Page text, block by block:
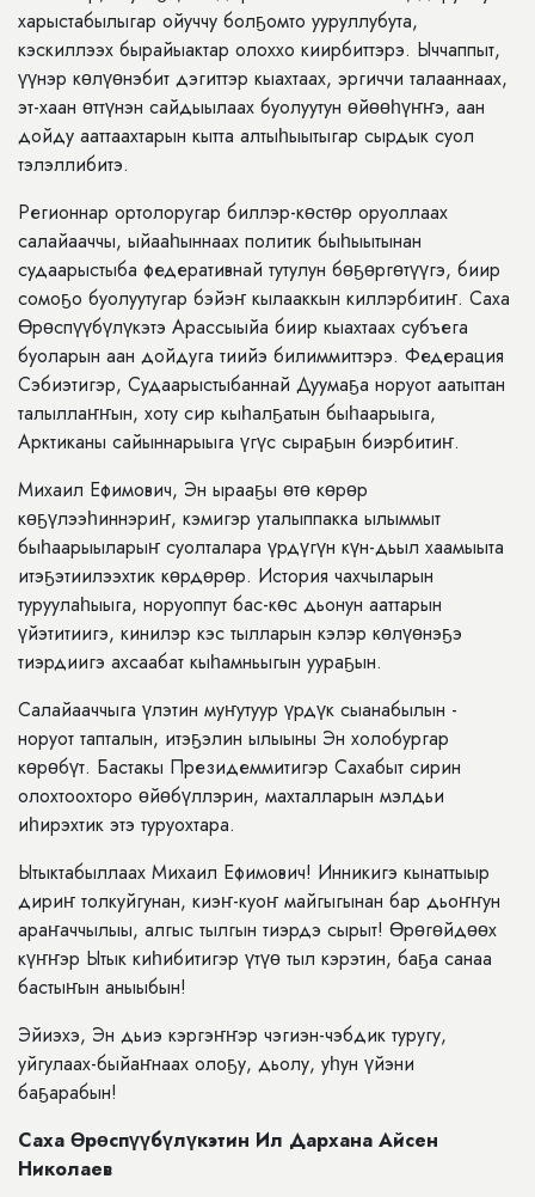
харыстабылыгар ойуччу болҕомто ууруллубута,
кэскиллээх бырайыактар олоххо киирбиттэрэ. Ыччаппыт,
үүнэр көлүөнэбит дэгиттэр кыахтаах, эргиччи талааннаах,
эт-хаан өттүнэн сайдыылаах буолуутун өйөөһүҥҥэ, аан
дойду ааттаахтарын кытта алтыһыытыгар сырдык суол
тэлэллибитэ.
Регионнар ортолоругар биллэр-көстөр оруоллаах
салайааччы, ыйааһыннаах политик быһыытынан
судаарыстыба федеративнай тутулун бөҕөргөтүүгэ, биир
сомоҕо буолуутугар бэйэҥ кылааккын киллэрбитиҥ. Саха
Өрөспүүбүлүкэтэ Арассыыйа биир кыахтаах субъега
буоларын аан дойдуга тиийэ билиммиттэрэ. Федерация
Сэбиэтигэр, Судаарыстыбаннай Дуумаҕа норуот аатыттан
талыллаҥҥын, хоту сир кыһалҕатын быһаарыыга,
Арктиканы сайыннарыыга үгүс сыраҕын биэрбитиҥ.
Михаил Ефимович, Эн ырааҕы өтө көрөр
көҕүлээһиннэриҥ, кэмигэр уталыппакка ылыммыт
быһаарыыларыҥ суолталара үрдүгүн күн-дьыл хаамыыта
итэҕэтиилээхтик көрдөрөр. История чахчыларын
туруулаһыыга, норуоппут бас-көс дьонун ааттарын
үйэтитиигэ, кинилэр кэс тылларын кэлэр көлүөнэҕэ
тиэрдиигэ ахсаабат кыһамньыгын уураҕын.
Салайааччыга үлэтин муҥутуур үрдүк сыанабылын -
норуот тапталын, итэҕэлин ылыыны Эн холобургар
көрөбүт. Бастакы Президеммитигэр Сахабыт сирин
олохтоохторо өйөбүллэрин, махталларын мэлдьи
иһирэхтик этэ туруохтара.
Ытыктабыллаах Михаил Ефимович! Инникигэ кынаттыыр
дириҥ толкуйгунан, киэҥ-куоҥ майгыгынан бар дьоҥҥун
араҥаччылыы, алгыс тылгын тиэрдэ сырыт! Өрөгөйдөөх
күҥҥэр Ытык киһибитигэр үтүө тыл кэрэтин, баҕа санаа
бастыҥын аныыбын!
Эйиэхэ, Эн дьиэ кэргэҥҥэр чэгиэн-чэбдик туругу,
уйгулаах-быйаҥнаах олоҕу, дьолу, уһун үйэни
баҕарабын!
Саха Өрөспүүбүлүкэтин Ил Дархана Айсен
Николаев